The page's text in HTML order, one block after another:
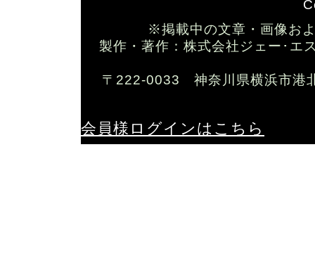
※掲載中の文章・画像お
製作・著作：株式会社ジェー･
〒222-0033 神奈川県横浜市港
会員様ログインはこちら